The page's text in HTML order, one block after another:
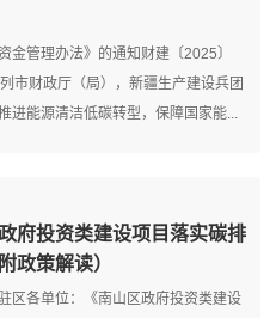
金管理办法》的通知财建〔2025〕
市财政厅（局），新疆生产建设兵团
进能源清洁低碳转型，保障国家能...
府投资类建设项目落实碳排
政策解读）
区各单位：《南山区政府投资类建设